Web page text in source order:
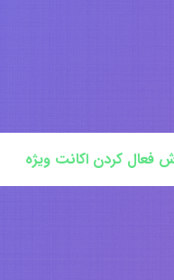
فعال کردن اکانت ویژه